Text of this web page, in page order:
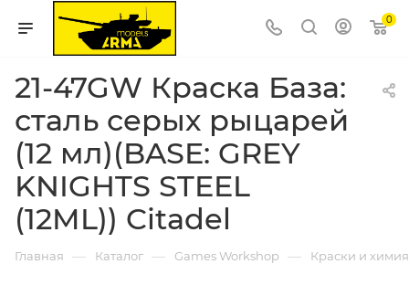
0
21-47GW Краска База:
сталь серых рыцарей
(12 мл)(BASE: GREY
KNIGHTS STEEL
(12ML)) Citadel
Главная — Каталог — Games Workshop — Краски и